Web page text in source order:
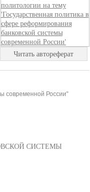
Читать автореферат
современной России"
СИСТЕМЫ